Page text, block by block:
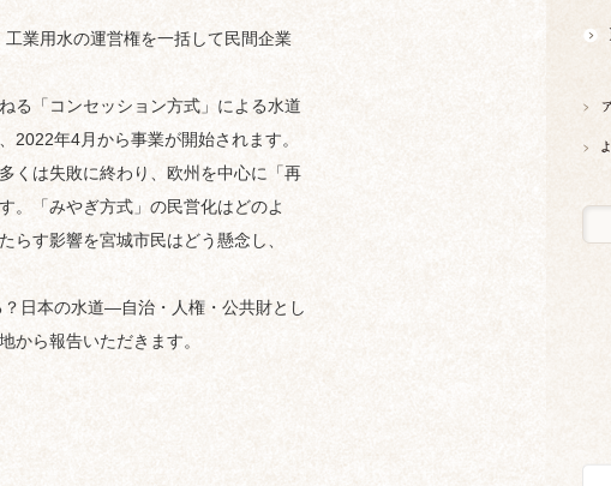
業用水の運営権を一括して民間企業
る「コンセッション方式」による水道
2022年4月から事業が開始されます。
くは失敗に終わり、欧州を中心に「再
。「みやぎ方式」の民営化はどのよ
らす影響を宮城市民はどう懸念し、
日本の水道—自治・人権・公共財とし
から報告いただきます。